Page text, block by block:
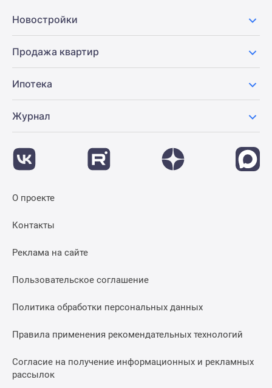
Новостройки
Продажа квартир
Ипотека
Журнал
О проекте
Контакты
Реклама на сайте
Пользовательское соглашение
Политика обработки персональных данных
Правила применения рекомендательных технологий
Согласие на получение информационных и рекламных
рассылок